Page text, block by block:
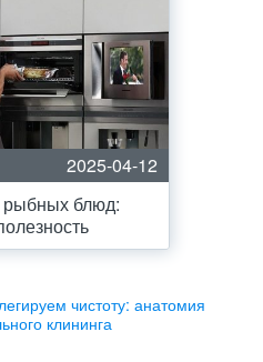
2025-04-12
рыбных блюд:
чистоту: анатомия
клининга